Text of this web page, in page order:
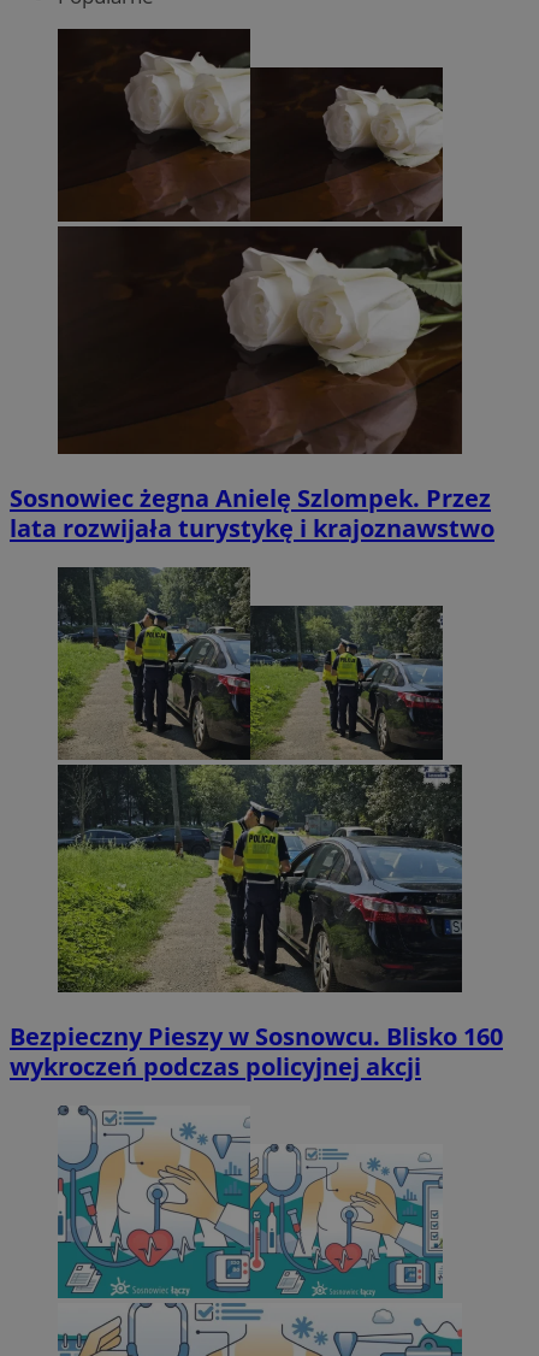
Sosnowiec żegna Anielę Szlompek. Przez
lata rozwijała turystykę i krajoznawstwo
Bezpieczny Pieszy w Sosnowcu. Blisko 160
wykroczeń podczas policyjnej akcji